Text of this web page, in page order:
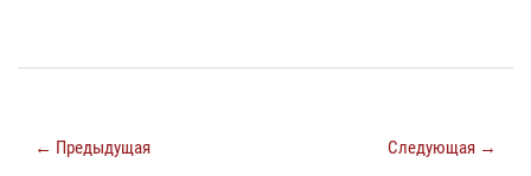
← Предыдущая Следующая →